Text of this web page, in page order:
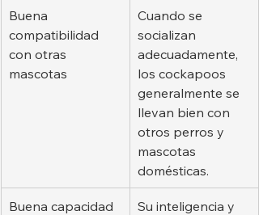
Buena
compatibilidad
con otras
mascotas
Cuando se
socializan
adecuadamente,
los cockapoos
generalmente se
llevan bien con
otros perros y
mascotas
domésticas.
Buena capacidad
Su inteligencia y